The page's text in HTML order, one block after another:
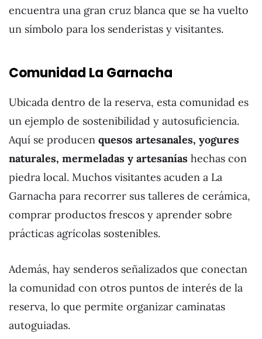
encuentra una gran cruz blanca que se ha vuelto
un símbolo para los senderistas y visitantes.
Comunidad La Garnacha
Ubicada dentro de la reserva, esta comunidad es
un ejemplo de sostenibilidad y autosuficiencia.
Aquí se producen quesos artesanales, yogures
naturales, mermeladas y artesanías hechas con
piedra local. Muchos visitantes acuden a La
Garnacha para recorrer sus talleres de cerámica,
comprar productos frescos y aprender sobre
prácticas agrícolas sostenibles.
Además, hay senderos señalizados que conectan
la comunidad con otros puntos de interés de la
reserva, lo que permite organizar caminatas
autoguiadas.